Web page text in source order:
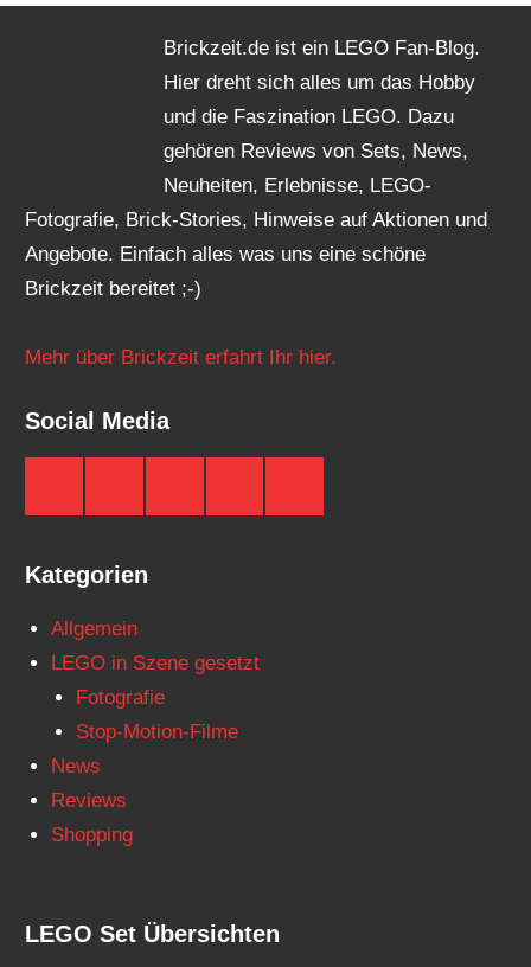
Brickzeit.de ist ein LEGO Fan-Blog.
Hier dreht sich alles um das Hobby
und die Faszination LEGO. Dazu
gehören Reviews von Sets, News,
Neuheiten, Erlebnisse, LEGO-
Fotografie, Brick-Stories, Hinweise auf Aktionen und
Angebote. Einfach alles was uns eine schöne
Brickzeit bereitet ;-)
Mehr über Brickzeit erfahrt Ihr hier.
Social Media
Kategorien
Allgemein
LEGO in Szene gesetzt
Fotografie
Stop-Motion-Filme
News
Reviews
Shopping
LEGO Set Übersichten